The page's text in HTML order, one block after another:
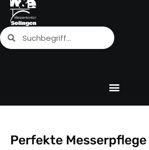
Zum
Inhalt
springen
SucheSuche
Perfekte